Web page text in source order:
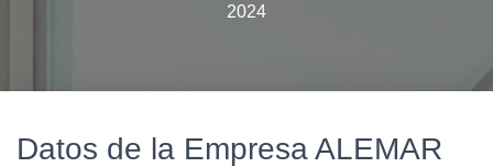
A
2024
Datos de la Empresa ALEMAR